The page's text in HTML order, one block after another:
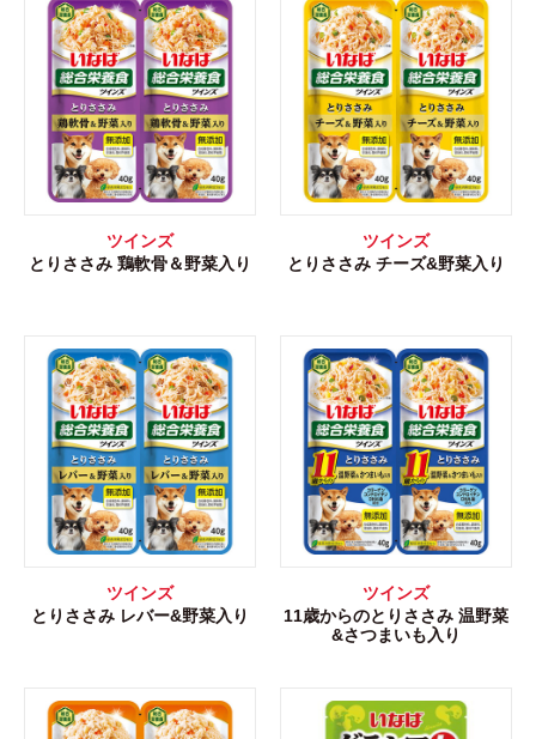
ツインズ
とりささみ 鶏軟骨＆野菜入り
ツインズ
とりささみ チーズ&野菜入り
ツインズ
とりささみ レバー&野菜入り
ツインズ
11歳からのとりささみ 温野菜
&さつまいも入り